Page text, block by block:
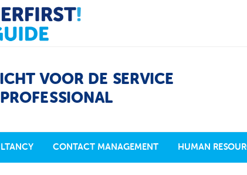
VOOR DE SERVICE
CONTACT MANAGEMENT HUMAN